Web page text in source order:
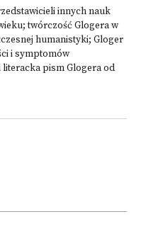
innych nauk
twórczość Glogera w
humanistyki; Gloger
i symptomów
literacka pism Glogera od